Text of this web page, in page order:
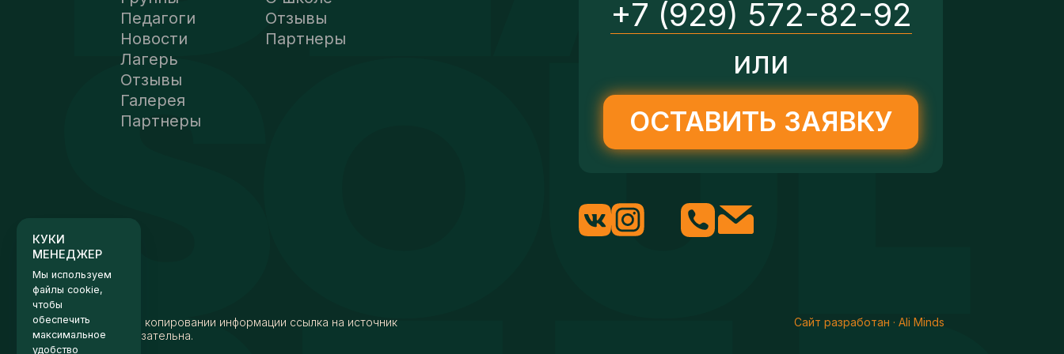
обеспечить
максимальное
удобство
использования
сайта.
Хорошо
При копировании информации ссылка на источник
обязательна.
Сайт разработан · Ali Minds
Педагоги
Новости
Лагерь
Отзывы
Галерея
Партнеры
Отзывы
Партнеры
+7 (929) 572-82-92
или
ОСТАВИТЬ ЗАЯВКУ